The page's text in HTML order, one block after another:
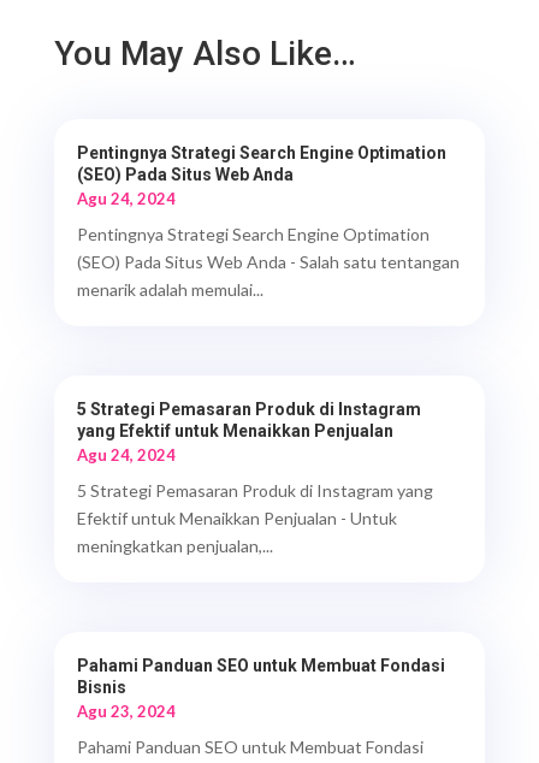
You May Also Like…
Pentingnya Strategi Search Engine Optimation
(SEO) Pada Situs Web Anda
Agu 24, 2024
Pentingnya Strategi Search Engine Optimation
(SEO) Pada Situs Web Anda - Salah satu tentangan
menarik adalah memulai...
5 Strategi Pemasaran Produk di Instagram
yang Efektif untuk Menaikkan Penjualan
Agu 24, 2024
5 Strategi Pemasaran Produk di Instagram yang
Efektif untuk Menaikkan Penjualan - Untuk
meningkatkan penjualan,...
Pahami Panduan SEO untuk Membuat Fondasi
Bisnis
Agu 23, 2024
Pahami Panduan SEO untuk Membuat Fondasi